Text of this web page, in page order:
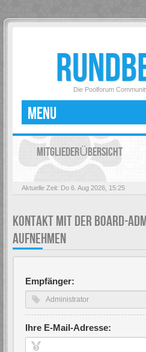
Die Poolforum
MENU
MITGLIEDERÜBERSICHT
Aktuelle Zeit: Do 6. Aug 2026, 15:25
KONTAKT MIT DER BOARD-
AUFNEHMEN
Empfänger:
Ihre E-Mail-Adresse: